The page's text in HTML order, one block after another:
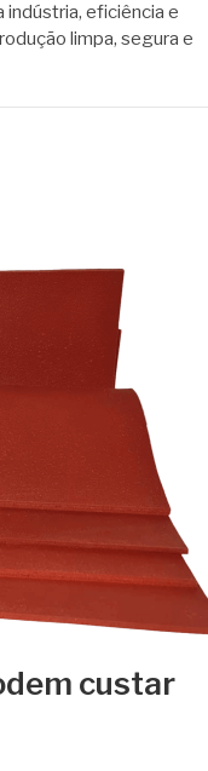
eficiência e
limpa, segura e
custar